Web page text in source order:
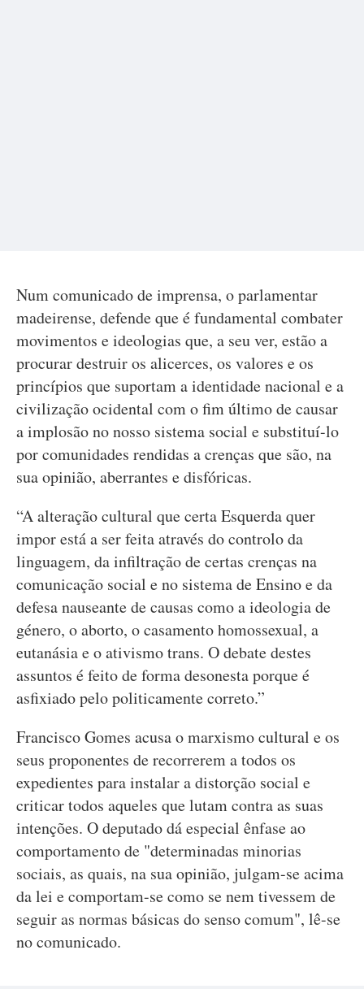
Num comunicado de imprensa, o parlamentar
madeirense, defende que é fundamental combater
movimentos e ideologias que, a seu ver, estão a
procurar destruir os alicerces, os valores e os
princípios que suportam a identidade nacional e a
civilização ocidental com o fim último de causar
a implosão no nosso sistema social e substituí-lo
por comunidades rendidas a crenças que são, na
sua opinião, aberrantes e disfóricas.
“A alteração cultural que certa Esquerda quer
impor está a ser feita através do controlo da
linguagem, da infiltração de certas crenças na
comunicação social e no sistema de Ensino e da
defesa nauseante de causas como a ideologia de
género, o aborto, o casamento homossexual, a
eutanásia e o ativismo trans. O debate destes
assuntos é feito de forma desonesta porque é
asfixiado pelo politicamente correto.”
Francisco Gomes acusa o marxismo cultural e os
seus proponentes de recorrerem a todos os
expedientes para instalar a distorção social e
criticar todos aqueles que lutam contra as suas
intenções. O deputado dá especial ênfase ao
comportamento de "determinadas minorias
sociais, as quais, na sua opinião, julgam-se acima
da lei e comportam-se como se nem tivessem de
seguir as normas básicas do senso comum", lê-se
no comunicado.